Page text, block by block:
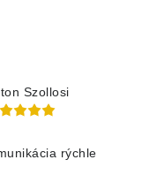
Szollosi
rýchle